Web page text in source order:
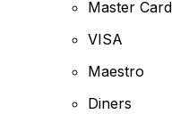
Master Card
VISA
Maestro
Diners